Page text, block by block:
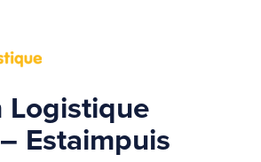
Logistique
Estaimpuis